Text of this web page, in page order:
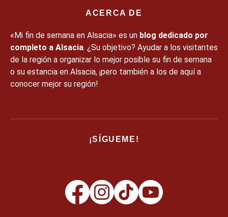
ACERCA DE
«Mi fin de semana en Alsacia» es un blog dedicado por
completo a Alsacia. ¿Su objetivo? Ayudar a los visitantes
de la región a organizar lo mejor posible su fin de semana
o su estancia en Alsacia, ¡pero también a los de aquí a
conocer mejor su región!
¡SÍGUEME!